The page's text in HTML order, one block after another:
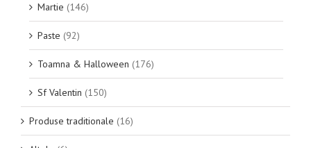
Martie (146)
Paste (92)
Toamna & Halloween (176)
Sf Valentin (150)
Produse traditionale (16)